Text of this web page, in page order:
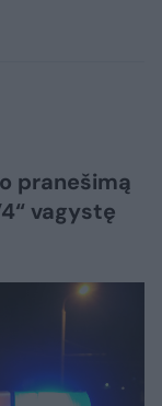
pranešimą
vagystę